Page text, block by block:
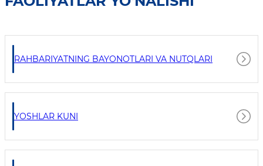
RAHBARIYATNING BAYONOTLARI VA NUTQLARI
YOSHLAR KUNI